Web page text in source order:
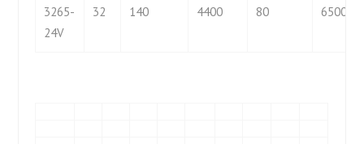
3265-
24V
32 140 4400 80 6500